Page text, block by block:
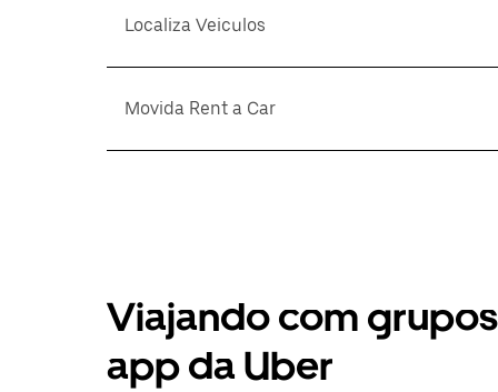
Localiza Veiculos
Movida Rent a Car
Viajando com
app da Uber